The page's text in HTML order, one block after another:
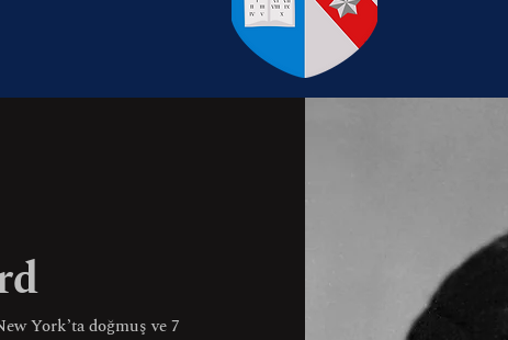
York’ta doğmuş ve 7